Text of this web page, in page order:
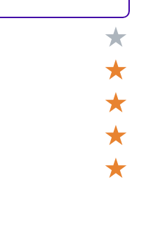
★
★
★
★
★